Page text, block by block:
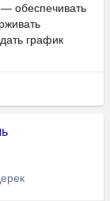
обеспечивать
график